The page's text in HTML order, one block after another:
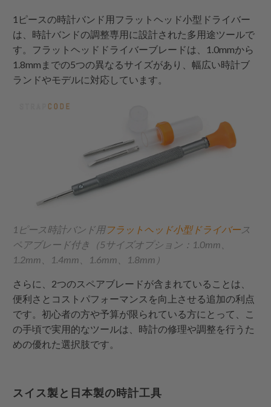
1ピースの時計バンド用フラットヘッド小型ドライバー
は、時計バンドの調整専用に設計された多用途ツールで
す。フラットヘッドドライバーブレードは、1.0mmから
1.8mmまでの5つの異なるサイズがあり、幅広い時計ブ
ランドやモデルに対応しています。
1ピース時計バンド用フラットヘッド小型ドライバー ス
ペアブレード付き（5サイズオプション：1.0mm、
1.2mm、1.4mm、1.6mm、1.8mm）
さらに、2つのスペアブレードが含まれていることは、
便利さとコストパフォーマンスを向上させる追加の利点
です。初心者の方や予算が限られている方にとって、こ
の手頃で実用的なツールは、時計の修理や調整を行うた
めの優れた選択肢です。
スイス製と日本製の時計工具